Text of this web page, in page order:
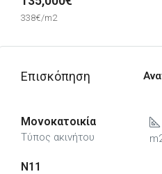
338€/m2
Επισκόπηση
Μονοκατοικία
Τύπος ακινήτου
N11